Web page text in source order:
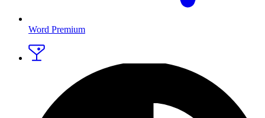
Word Premium